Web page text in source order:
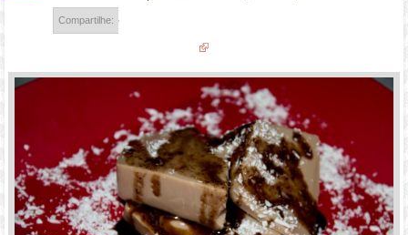
Compartilhe: